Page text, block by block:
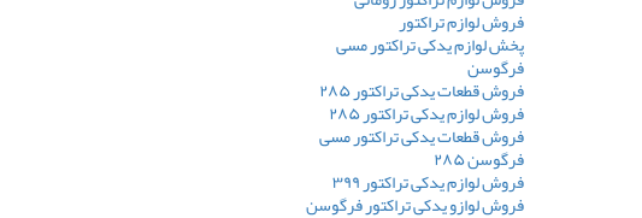
فروش لوازم تراکتور
پخش لوازم یدکی تراکتور مسی
فرگوسن
فروش قطعات یدکی تراکتور ۲۸۵
فروش لوازم یدکی تراکتور ۲۸۵
فروش قطعات یدکی تراکتور مسی
فرگوسن ۲۸۵
فروش لوازم یدکی تراکتور ۳۹۹
فروش لوازو یدکی تراکتور فرگوسن